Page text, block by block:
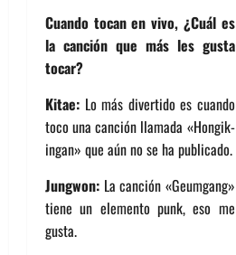
Cuando tocan en vivo, ¿Cuál es
la canción que más les gusta
tocar?
Kitae: Lo más divertido es cuando
toco una canción llamada «Hongik-
ingan» que aún no se ha publicado.
Jungwon: La canción «Geumgang»
tiene un elemento punk, eso me
gusta.